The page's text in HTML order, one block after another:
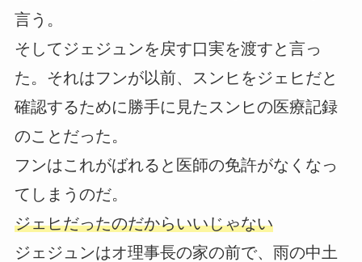
言う。
そしてジェジュンを戻す口実を渡すと言っ
た。それはフンが以前、スンヒをジェヒだと
確認するために勝手に見たスンヒの医療記録
のことだった。
フンはこれがばれると医師の免許がなくなっ
てしまうのだ。
ジェヒだったのだからいいじゃない
ジェジュンはオ理事長の家の前で、雨の中土